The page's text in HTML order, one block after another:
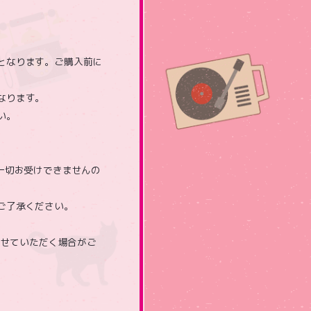
なります。ご購入前に
ます。
お受けできませんの
承ください。
ていただく場合がご